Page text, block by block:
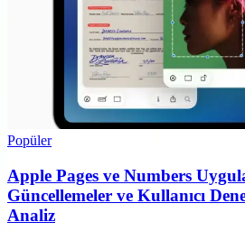
Popüler
Apple Pages ve Numbers
Güncellemeler ve Kullanıcı
Analiz